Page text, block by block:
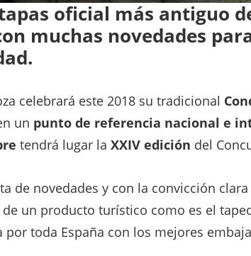
oficial más antiguo
muchas novedades
celebrará este 2018 su tradicional
un punto de referencia nacional e
tendrá lugar laXXIV edición del
de novedades y con la convicción clara
un producto turístico como es el
por toda España con los mejores